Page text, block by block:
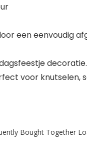
een eenvoudig
decoratie.
voor
Bought Together